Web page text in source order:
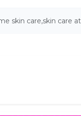
skin care,skin care